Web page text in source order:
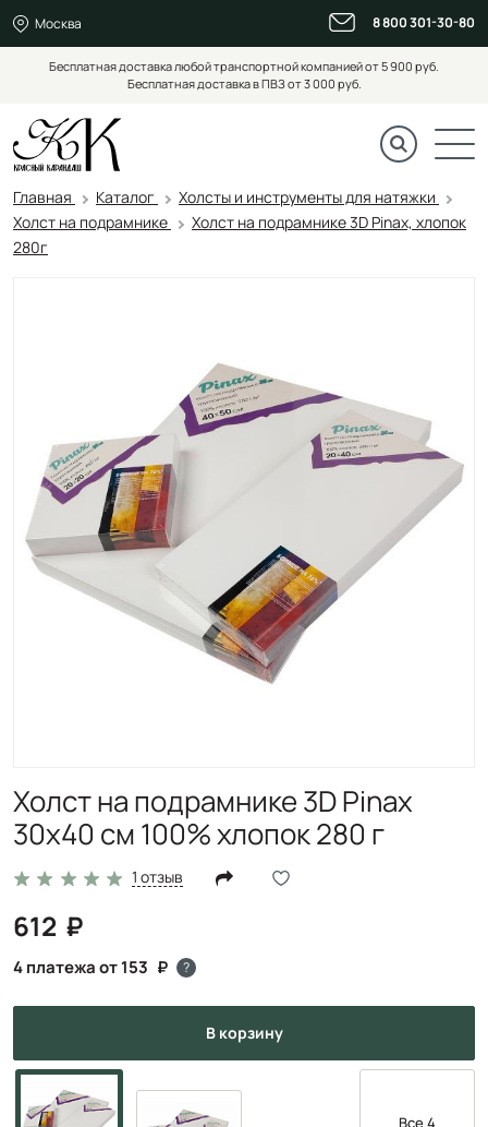
Москва 8 800 301-30-80
Бесплатная доставка любой транспортной компанией от 5 900 руб.
Бесплатная доставка в ПВЗ от 3 000 руб.
Главная Каталог
Холсты и инструменты для натяжки
Холст на подрамнике
Холст на подрамнике 3D Pinax, хлопок
280г
Холст на подрамнике 3D Pinax
30x40 см 100% хлопок 280 г
1 отзыв
612
4 платежа от 153 ?
в корзину
Все 4